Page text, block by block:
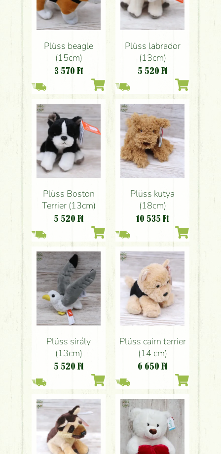
Plüss beagle
(15cm)
3 570 Ft
Plüss labrador
(13cm)
5 520 Ft
Plüss Boston
Terrier (13cm)
5 520 Ft
Plüss kutya
(18cm)
10 535 Ft
Plüss sirály
(13cm)
5 520 Ft
Plüss cairn terrier
(14 cm)
6 650 Ft